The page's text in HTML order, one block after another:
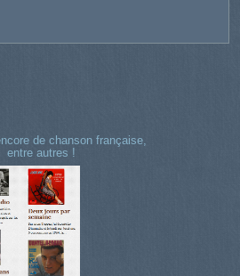
de chanson française,
entre autres !